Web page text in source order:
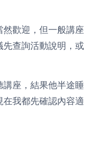
歡迎，但一般講座
查詢活動說明，或
座，結果他半途睡
我都先確認內容適